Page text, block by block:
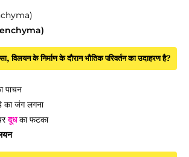
विलयन के निर्माण के दौरान भौतिक परिवर्तन का उदाहरण है?
पाचन
का जंग लगना
दूधका फटका